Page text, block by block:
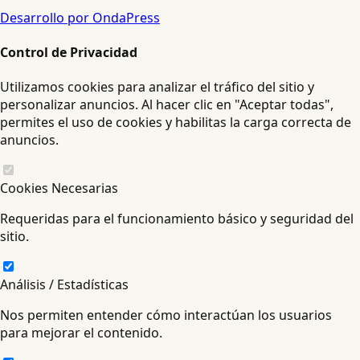
Desarrollo por OndaPress
Control de Privacidad
Utilizamos cookies para analizar el tráfico del sitio y
personalizar anuncios. Al hacer clic en "Aceptar todas",
permites el uso de cookies y habilitas la carga correcta de
anuncios.
Cookies Necesarias
Requeridas para el funcionamiento básico y seguridad del
sitio.
Análisis / Estadísticas
Nos permiten entender cómo interactúan los usuarios
para mejorar el contenido.